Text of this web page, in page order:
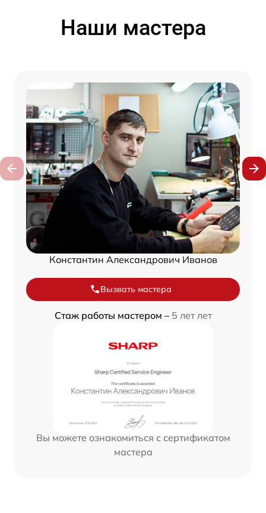
Наши мастера
Константин Александрович Иванов
Вызвать мастера
Стаж работы мастером – 5 лет лет
Вы можете ознакомиться с сертификатом
мастера